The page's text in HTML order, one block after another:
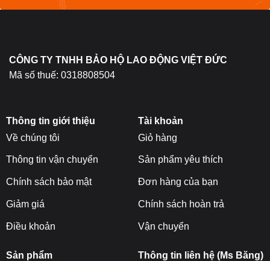
chọn
phẩm
CÔNG TY TNHH BẢO HỘ LAO ĐỘNG VIỆT ĐỨC
Mã số thuế: 0318808504
Thông tin giới thiệu
Về chúng tôi
Thông tin vận chuyển
Chính sách bảo mật
Giảm giá
Điều khoản
Tài khoản
Giỏ hàng
Sản phẩm yêu thích
Đơn hàng của bạn
Chính sách hoàn trả
Vận chuyển
Sản phẩm
Thông tin liên hệ (Ms Băng)